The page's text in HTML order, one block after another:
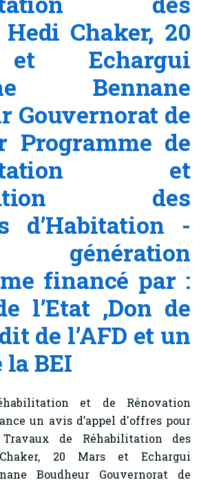
Chaker, 20
Echargui
Bennane
Gouvernorat de
Programme de
et
des
d’Habitation -
génération
financé par :
l’Etat ,Don de
de l’AFD et un
la BEI
et de Rénovation
un avis d’appel d'offres pour
Travaux de Réhabilitation des
20 Mars et Echargui
Boudheur Gouvernorat de